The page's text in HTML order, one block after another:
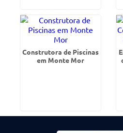
Construtora de Piscinas
em Monte Mor